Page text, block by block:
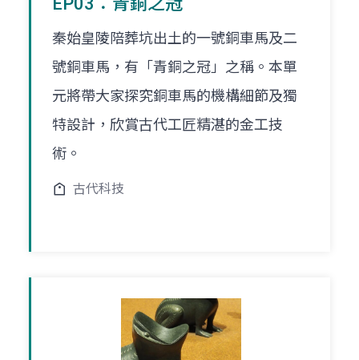
秦始皇陵陪葬坑出土的一號銅車馬及二
號銅車馬，有「青銅之冠」之稱。本單
元將帶大家探究銅車馬的機構細節及獨
特設計，欣賞古代工匠精湛的金工技
術。
古代科技